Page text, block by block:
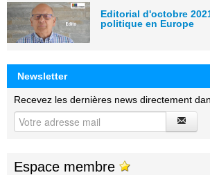
Editorial d'octobre
politique en Europe
Newsletter
Recevez les dernières news directement
Espace membre